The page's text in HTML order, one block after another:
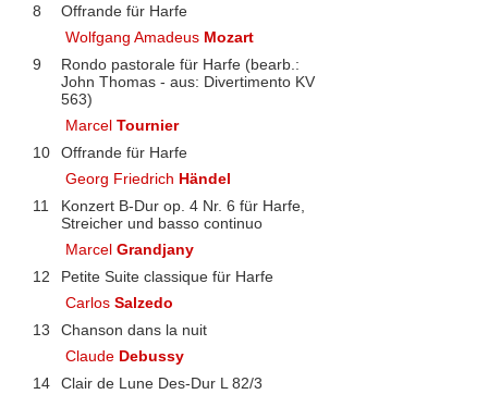
8
Offrande für Harfe
Wolfgang Amadeus Mozart
9
Rondo pastorale für Harfe (bearb.:
John Thomas - aus: Divertimento KV
563)
MarcelTournier
10
Offrande für Harfe
Georg Friedrich Händel
11
Konzert B-Dur op. 4 Nr. 6 für Harfe,
Streicher und basso continuo
MarcelGrandjany
12
Petite Suite classique für Harfe
CarlosSalzedo
13
Chanson dans la nuit
Claude Debussy
14
Clair de Lune Des-Dur L 82/3